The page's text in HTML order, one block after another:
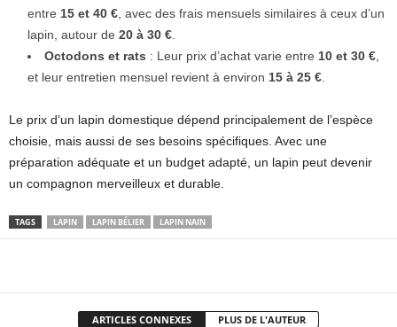
entre 15 et 40 € , avec des frais mensuels similaires à ceux d’un
lapin, autour de 20 à 30 €
Octodons et rats : Leur prix d’achat varie entre 10 et 30 €
et leur entretien mensuel revient à environ 15 à 25 €
Le prix d’un lapin domestique dépend principalement de l’espèce
choisie, mais aussi de ses besoins spécifiques. Avec une
préparation adéquate et un budget adapté, un lapin peut devenir
un compagnon merveilleux et durable.
TAGS LAPIN LAPIN BÉLIER LAPIN NAIN
ARTICLES CONNEXES PLUS DE L'AUTEUR